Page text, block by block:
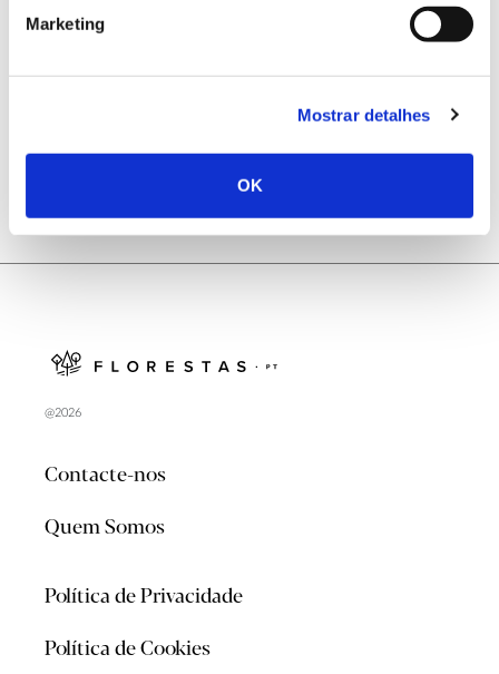
Marketing
Mostrar detalhes
OK
no verão 2026
@2026
Contacte-nos
Quem Somos
Política de Privacidade
Política de Cookies